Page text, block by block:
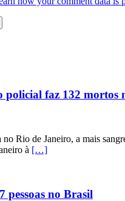
policial faz 132 mortos
Rio de Janeiro, a mais
à […]
pessoas no Brasil